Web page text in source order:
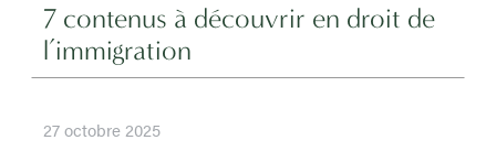
7 contenus à découvrir en droit de
l’immigration
27 octobre 2025